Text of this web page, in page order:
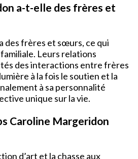
a-t-elle des frères et
des frères et sœurs, ce qui
Leurs relations
des interactions entre frères
à la fois le soutien et la
à sa personnalité
unique sur la vie.
Caroline Margeridon
d’art et la chasse aux